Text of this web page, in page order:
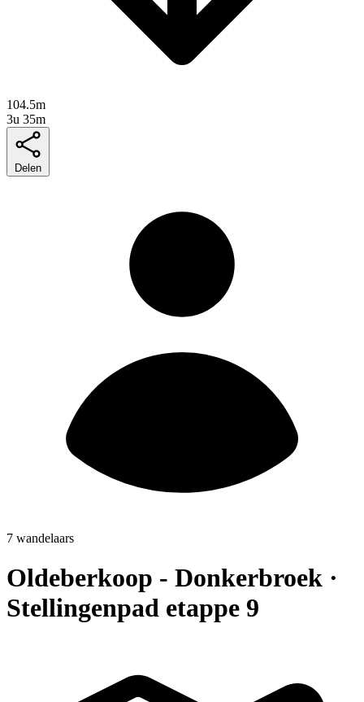
104.5m
3u 35m
Delen
7 wandelaars
Oldeberkoop - Donkerbroek ·
Stellingenpad etappe 9